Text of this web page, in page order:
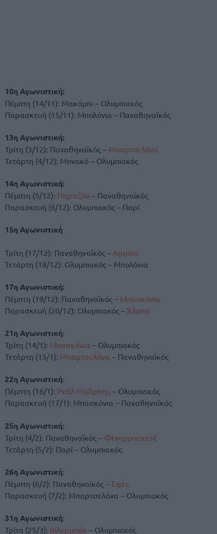
10η Αγωνιστική:
Πέμπτη (14/11): Μακάμπι – Ολυμπιακός
Παρασκευή (15/11): Μπολόνια – Παναθηναϊκός
13η Αγωνιστική:
Τρίτη (3/12): Παναθηναϊκός – Μπαρτσελόνα
Τετάρτη (4/12): Μονακό – Ολυμπιακός
14η Αγωνιστική:
Πέμπτη (5/12): Παρτιζάν – Παναθηναϊκός
Παρασκευή (6/12): Ολυμπιακός – Παρί
15η Αγωνιστική
Τρίτη (17/12): Παναθηναϊκός – Αρμάνι
Τετάρτη (18/12): Ολυμπιακός – Μπολόνια
17η Αγωνιστική:
Πέμπτη (19/12): Παναθηναϊκός – Μπασκόνια
Παρασκευή (20/12): Ολυμπιακός – Άλμπα
21η Αγωνιστική:
Τρίτη (14/1): Μπασκόνια – Ολυμπιακός
Τετάρτη (15/1): Μπαρτσελόνα – Παναθηναϊκός
22η Αγωνιστική:
Πέμπτη (16/1): Ρεάλ Μαδρίτης – Ολυμπιακός
Παρασκευή (17/1): Μπασκόνια – Παναθηναϊκός
25η Αγωνιστική:
Τρίτη (4/2): Παναθηναϊκός – Φενερμπαχτσέ
Τετάρτη (5/2): Παρί – Ολυμπιακός
26η Αγωνιστική:
Πέμπτη (6/2): Παναθηναϊκός – Εφές
Παρασκευή (7/2): Μπαρτσελόνα – Ολυμπιακός
31η Αγωνιστική:
Τρίτη (25/3): Βιλερμπάν – Ολυμπιακός